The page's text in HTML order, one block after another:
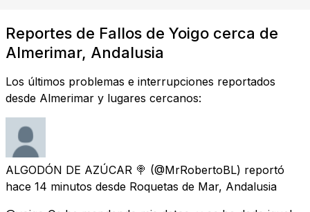
Reportes de Fallos de Yoigo cerca de
Almerimar, Andalusia
Los últimos problemas e interrupciones reportados
desde Almerimar y lugares cercanos:
ALGODÓN DE AZÚCAR 🍭 (@MrRobertoBL) reportó
hace 14 minutos desde Roquetas de Mar, Andalusia